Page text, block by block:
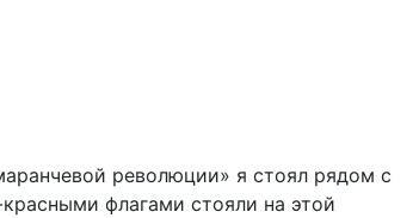
революции» я стоял рядом с
флагами стояли на этой